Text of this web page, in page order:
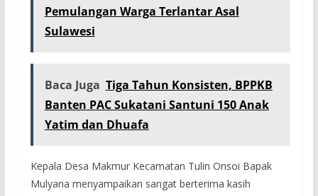
Pemulangan Warga Terlantar Asal
Sulawesi
Baca Juga Tiga Tahun Konsisten, BPPKB
Banten PAC Sukatani Santuni 150 Anak
Yatim dan Dhuafa
Kepala Desa Makmur Kecamatan Tulin Onsoi Bapak
Mulyana menyampaikan sangat berterima kasih